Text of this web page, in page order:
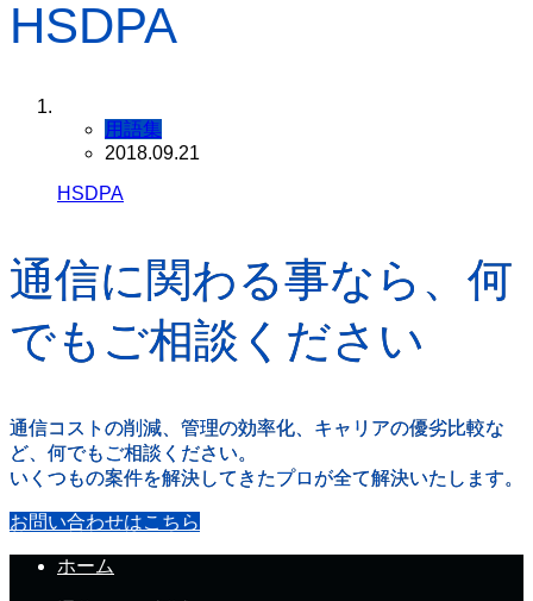
HSDPA
用語集
2018.09.21
HSDPA
通信に関わる事なら、何
でもご相談ください
通信コストの削減、管理の効率化、キャリアの優劣比較な
ど、何でもご相談ください。
いくつもの案件を解決してきたプロが全て解決いたします。
お問い合わせはこちら
ホーム